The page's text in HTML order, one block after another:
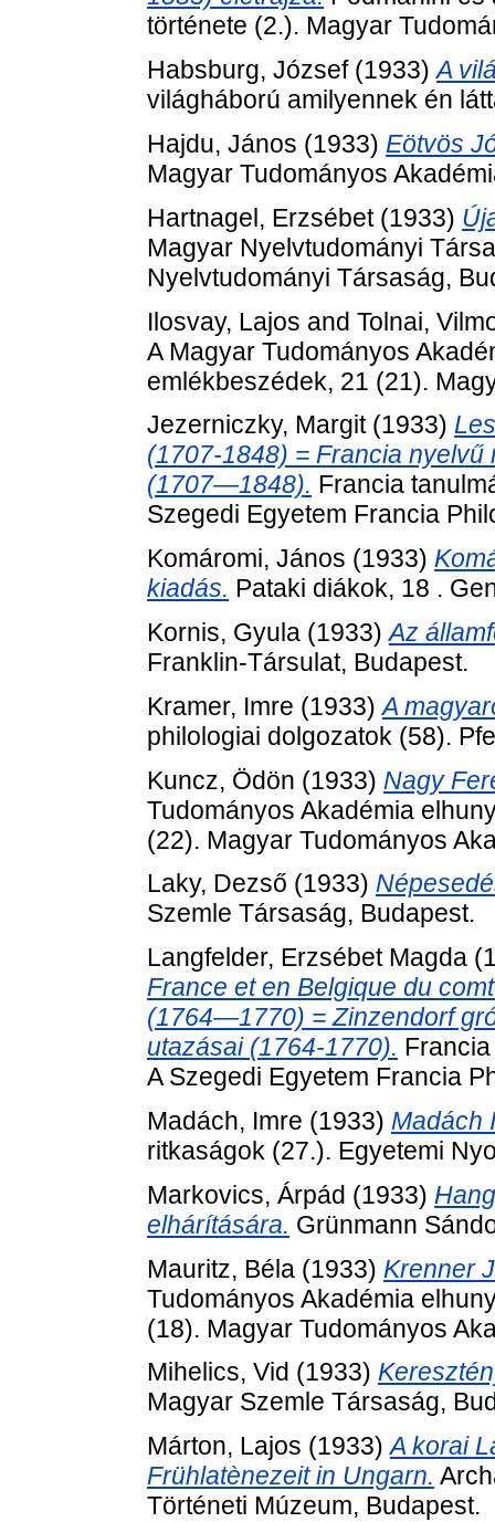
története (2.). Magyar
Habsburg, József(1933)A
világháború amilyennek én
Hajdu, János (1933) Eötvös
Magyar Tudományos
Hartnagel, Erzsébet(1933)
Magyar Nyelvtudományi
Nyelvtudományi Társaság,
Ilosvay, Lajos and Tolnai,
A Magyar Tudományos
emlékbeszédek, 21 (21).
Jezerniczky, Margit(1933)
(1707-1848) = Francia
(1707—1848). Francia
Szegedi Egyetem Francia
Komáromi, János (1933)
kiadás. Pataki diákok, 18 .
Kornis, Gyula (1933)Az
Franklin-Társulat, Budapest.
Kramer, Imre (1933)A
philologiai dolgozatok (58).
Kuncz, Ödön (1933) Nagy
Tudományos Akadémia
(22). Magyar Tudományos
Laky, Dezső (1933)
Szemle Társaság, Budapest.
Langfelder, Erzsébet Magda
France et en Belgique du
(1764—1770) = Zinzendorf
utazásai (1764-1770).
A Szegedi Egyetem Francia
Madách, Imre (1933) Madách
ritkaságok (27.). Egyetemi
Markovics, Árpád (1933)
elhárítására. Grünmann
Mauritz, Béla (1933) Krenner
Tudományos Akadémia
(18). Magyar Tudományos
Mihelics, Vid (1933)
Magyar Szemle Társaság,
Márton, Lajos (1933)A korai
Frühlatènezeit in Ungarn.
Történeti Múzeum, Budapest.